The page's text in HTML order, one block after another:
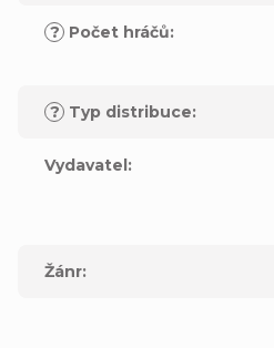
? Počet hráčů:
? Typ distribuce:
Vydavatel:
Žánr: